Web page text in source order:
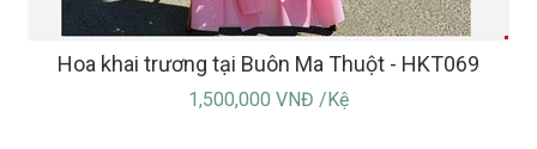
Hoa khai trương tại Buôn Ma Thuột - HKT069
1,500,000 VNĐ /Kệ